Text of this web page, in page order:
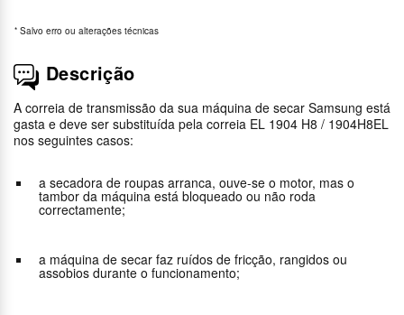
* Salvo erro ou alterações técnicas
Descrição
A correia de transmissão da sua máquina de secar Samsung está
gasta e deve ser substituída pela correia EL 1904 H8 / 1904H8EL
nos seguintes casos:
a secadora de roupas arranca, ouve-se o motor, mas o
tambor da máquina está bloqueado ou não roda
correctamente;
a máquina de secar faz ruídos de fricção, rangidos ou
assobios durante o funcionamento;